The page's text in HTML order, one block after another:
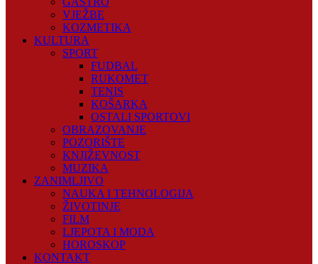
VJEŽBE
KOZMETIKA
KULTURA
SPORT
FUDBAL
RUKOMET
TENIS
KOŠARKA
OSTALI SPORTOVI
OBRAZOVANJE
POZORIŠTE
KNJIŽEVNOST
MUZIKA
ZANIMLJIVO
NAUKA I TEHNOLOGIJA
ŽIVOTINJE
FILM
LJEPOTA I MODA
HOROSKOP
KONTAKT